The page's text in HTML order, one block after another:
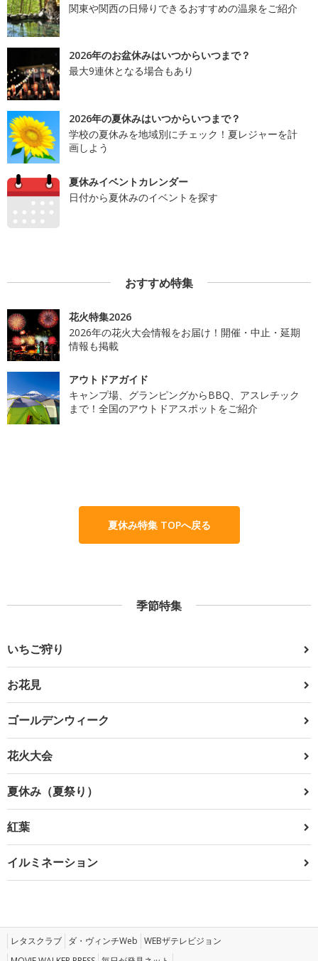
関東や関西の日帰りできるおすすめの温泉をご紹介
2026年のお盆休みはいつからいつまで？
最大9連休となる場合もあり
2026年の夏休みはいつからいつまで？
学校の夏休みを地域別にチェック！夏レジャーを計
画しよう
夏休みイベントカレンダー
日付から夏休みのイベントを探す
おすすめ特集
花火特集2026
2026年の花火大会情報をお届け！開催・中止・延期
情報も掲載
アウトドアガイド
キャンプ場、グランピングからBBQ、アスレチック
まで！全国のアウトドアスポットをご紹介
夏休み特集 TOPへ戻る
季節特集
いちご狩り
お花見
ゴールデンウィーク
花火大会
夏休み（夏祭り）
紅葉
イルミネーション
レタスクラブ ダ・ヴィンチWeb WEBザテレビジョン